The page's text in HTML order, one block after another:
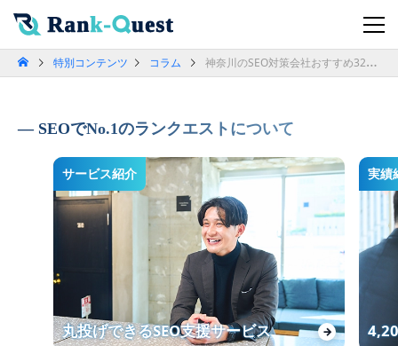
特別コンテンツ コラム 神奈川のSEO対策会社おすすめ32選！選び方と費用相場も解説
SEOでNo.1のランクエストについて
サービス紹介
丸投げできるSEO支援サービス →
実績